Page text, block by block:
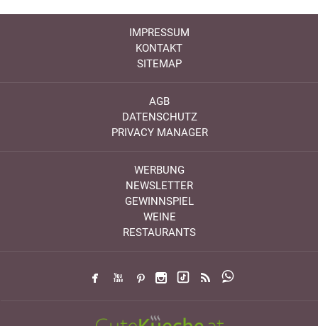
IMPRESSUM
KONTAKT
SITEMAP
AGB
DATENSCHUTZ
PRIVACY MANAGER
WERBUNG
NEWSLETTER
GEWINNSPIEL
WEINE
RESTAURANTS